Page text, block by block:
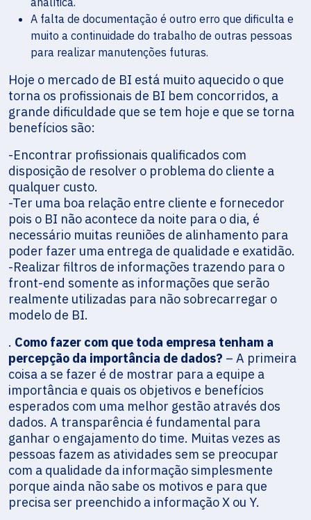
A falta de documentação é outro erro que dificulta e
muito a continuidade do trabalho de outras pessoas
para realizar manutenções futuras.
Hoje o mercado de BI está muito aquecido o que
torna os profissionais de BI bem concorridos, a
grande dificuldade que se tem hoje e que se torna
benefícios são:
-Encontrar profissionais qualificados com
disposição de resolver o problema do cliente a
qualquer custo.
-Ter uma boa relação entre cliente e fornecedor
pois o BI não acontece da noite para o dia, é
necessário muitas reuniões de alinhamento para
poder fazer uma entrega de qualidade e exatidão.
-Realizar filtros de informações trazendo para o
front-end somente as informações que serão
realmente utilizadas para não sobrecarregar o
modelo de BI.
. Como fazer com que toda empresa tenham a
percepção da importância de dados? – A primeira
coisa a se fazer é de mostrar para a equipe a
importância e quais os objetivos e benefícios
esperados com uma melhor gestão através dos
dados. A transparência é fundamental para
ganhar o engajamento do time. Muitas vezes as
pessoas fazem as atividades sem se preocupar
com a qualidade da informação simplesmente
porque ainda não sabe os motivos e para que
precisa ser preenchido a informação X ou Y.